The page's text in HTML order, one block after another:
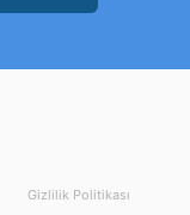
Gizlilik Politikası